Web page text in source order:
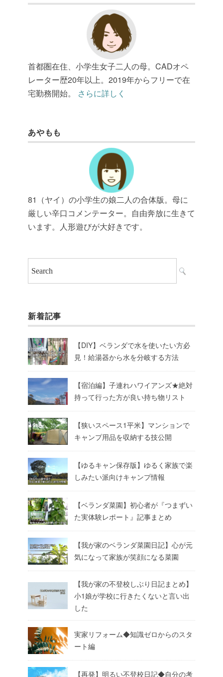
首都圏在住、小学生女子二人の母。CADオペ
レーター歴20年以上。2019年からフリーで在
宅勤務開始。 さらに詳しく
あやもも
81（ヤイ）の小学生の娘二人の合体版。母に
厳しい辛口コメンテーター。自由奔放に生きて
います。人形遊びが大好きです。
新着記事
【DIY】ベランダで水を使いたい方必
見！給湯器から水を分岐する方法
【宿泊編】子連れハワイアンズ★絶対
持って行った方が良い持ち物リスト
【狭いスペース1平米】マンションで
キャンプ用品を収納する技公開
【ゆるキャン保存版】ゆるく家族で楽
しみたい派向けキャンプ情報
【ベランダ菜園】初心者が『つまずい
た実体験レポート』記事まとめ
【我が家のベランダ菜園日記】心が元
気になって家族が笑顔になる菜園
【我が家の不登校しぶり日記まとめ】
小1娘が学校に行きたくないと言い出
した
実家リフォーム◆知識ゼロからのスタ
ート編
【再発】明るい不登校日記◆自分の考